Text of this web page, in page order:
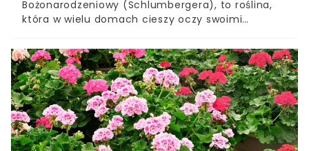
Bożonarodzeniowy (Schlumbergera), to roślina,
która w wielu domach cieszy oczy swoimi
kwitł, konieczna jest odpowiednia pielęgnacja,
której szczegóły zdradzam poniżej.